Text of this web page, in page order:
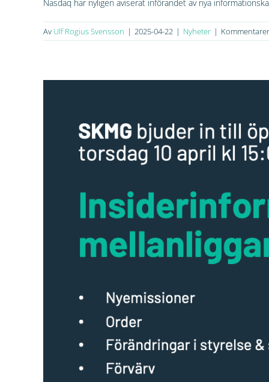
Nasdaq har nyligen aviserat införandet av nya
Av Ulf Rogius Svensson | 2025-04-22 | Nyheter |